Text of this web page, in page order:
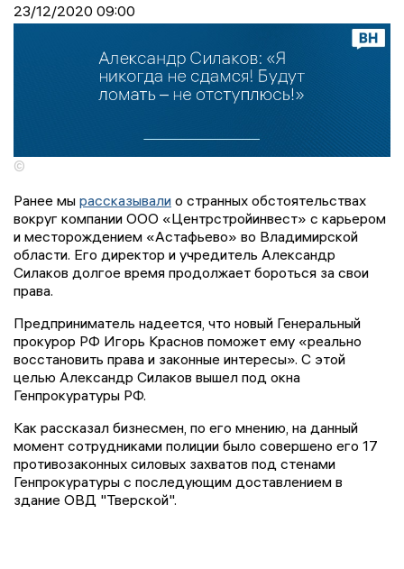
23/12/2020 09:00
©
Ранее мы рассказывали о странных обстоятельствах
вокруг компании ООО «Центрстройинвест» с карьером
и месторождением «Астафьево» во Владимирской
области. Его директор и учредитель Александр
Силаков долгое время продолжает бороться за свои
права.
Предприниматель надеется, что новый Генеральный
прокурор РФ Игорь Краснов поможет ему «реально
восстановить права и законные интересы». С этой
целью Александр Силаков вышел под окна
Генпрокуратуры РФ.
Как рассказал бизнесмен, по его мнению, на данный
момент сотрудниками полиции было совершено его 17
противозаконных силовых захватов под стенами
Генпрокуратуры с последующим доставлением в
здание ОВД "Тверской".